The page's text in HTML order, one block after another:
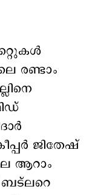
രണ്ടാം
ജിതേഷ്
ആറാം
ബട്‍ലറെ